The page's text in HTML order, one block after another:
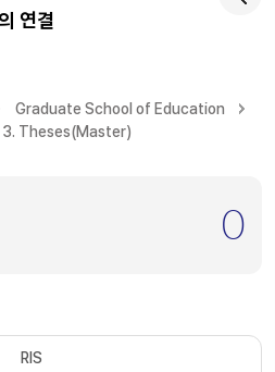
연결
Graduate School of Education
3. Theses(Master)
0
RIS